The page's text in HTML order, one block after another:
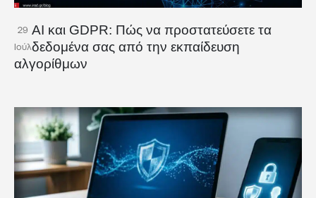
29
Ιούλ
AI και GDPR: Πώς να προστατεύσετε τα
δεδομένα σας από την εκπαίδευση
αλγορίθμων